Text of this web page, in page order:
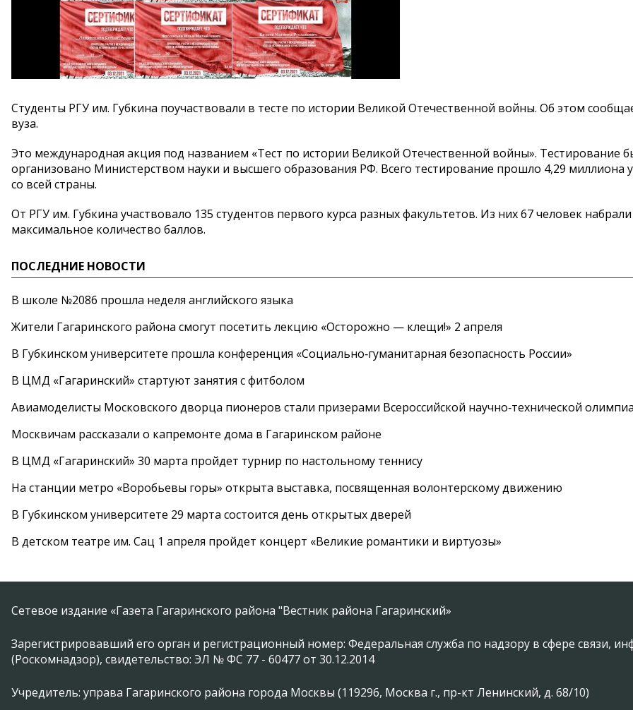
Студенты РГУ им. Губкина поучаствовали в тесте по истории Великой Отечественной войны. Об этом
вуза.
Это международная акция под названием «Тест по истории Великой Отечественной войны». Тестирование
организовано Министерством науки и высшего образования РФ. Всего тестирование прошло 4,29 миллиона
со всей страны.
От РГУ им. Губкина участвовало 135 студентов первого курса разных факультетов. Из них 67 человек набрали
максимальное количество баллов.
ПОСЛЕДНИЕ НОВОСТИ
В школе №2086 прошла неделя английского языка
Жители Гагаринского района смогут посетить лекцию «Осторожно — клещи!» 2 апреля
В Губкинском университете прошла конференция «Социально‑гуманитарная безопасность России»
В ЦМД «Гагаринский» стартуют занятия с фитболом
Авиамоделисты Московского дворца пионеров стали призерами Всероссийской научно‑технической
Москвичам рассказали о капремонте дома в Гагаринском районе
В ЦМД «Гагаринский» 30 марта пройдет турнир по настольному теннису
На станции метро «Воробьевы горы» открыта выставка, посвященная волонтерскому движению
В Губкинском университете 29 марта состоится день открытых дверей
В детском театре им. Сац 1 апреля пройдет концерт «Великие романтики и виртуозы»
Сетевое издание «Газета Гагаринского района "Вестник района Гагаринский»
Зарегистрировавший его орган и регистрационный номер: Федеральная служба по надзору в сфере связи,
(Роскомнадзор), свидетельство: ЭЛ № ФС 77 - 60477 от 30.12.2014
Учредитель: управа Гагаринского района города Москвы (119296, Москва г., пр-кт Ленинский, д. 68/10)